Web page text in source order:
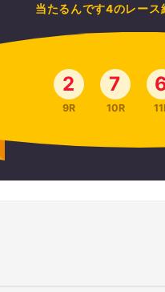
当たるんです4のレース
2
9R
7
10R